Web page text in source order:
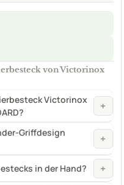
von Victorinox
Victorinox
+
Griffdesign
+
in der Hand? +